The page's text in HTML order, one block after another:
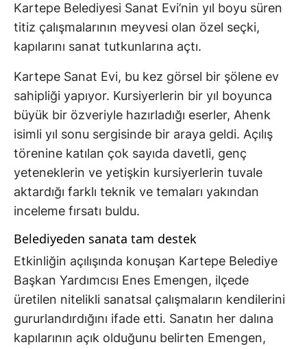
Kartepe Belediyesi Sanat Evi’nin yıl boyu süren
titiz çalışmalarının meyvesi olan özel seçki,
kapılarını sanat tutkunlarına açtı.
Kartepe Sanat Evi, bu kez görsel bir şölene ev
sahipliği yapıyor. Kursiyerlerin bir yıl boyunca
büyük bir özveriyle hazırladığı eserler, Ahenk
isimli yıl sonu sergisinde bir araya geldi. Açılış
törenine katılan çok sayıda davetli, genç
yeteneklerin ve yetişkin kursiyerlerin tuvale
aktardığı farklı teknik ve temaları yakından
inceleme fırsatı buldu.
Belediyeden sanata tam destek
Etkinliğin açılışında konuşan Kartepe Belediye
Başkan Yardımcısı Enes Emengen, ilçede
üretilen nitelikli sanatsal çalışmaların kendilerini
gururlandırdığını ifade etti. Sanatın her dalına
kapılarının açık olduğunu belirten Emengen,